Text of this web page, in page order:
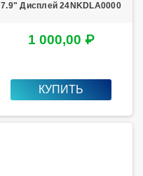
7.9" Дисплей 24NKDLA0000
1 000,00 ₽
КУПИТЬ